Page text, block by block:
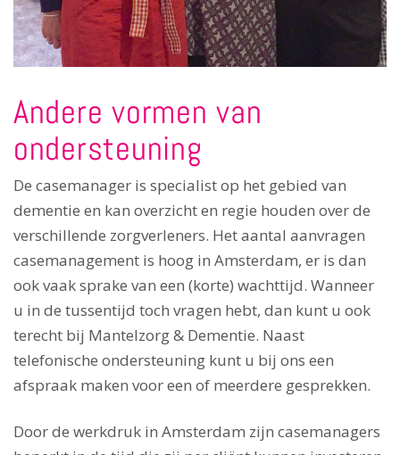
Andere vormen van
ondersteuning
De casemanager is specialist op het gebied van
dementie en kan overzicht en regie houden over de
verschillende zorgverleners. Het aantal aanvragen
casemanagement is hoog in Amsterdam, er is dan
ook vaak sprake van een (korte) wachttijd. Wanneer
u in de tussentijd toch vragen hebt, dan kunt u ook
terecht bij Mantelzorg & Dementie. Naast
telefonische ondersteuning kunt u bij ons een
afspraak maken voor een of meerdere gesprekken.
Door de werkdruk in Amsterdam zijn casemanagers